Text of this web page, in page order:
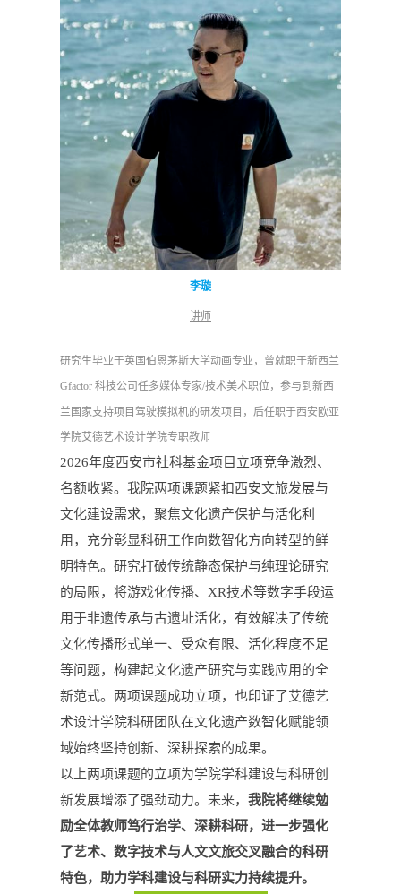
李璇
讲师
研究生毕业于英国伯恩茅斯大学动画专业，曾就职于新西兰
Gfactor科技公司任多媒体专家/技术美术职位，参与到新西
兰国家支持项目驾驶模拟机的研发项目，后任职于西安欧亚
学院艾德艺术设计学院专职教师
2026年度西安市社科基金项目立项竞争激烈、
名额收紧。我院两项课题紧扣西安文旅发展与
文化建设需求，聚焦文化遗产保护与活化利
用，充分彰显科研工作向数智化方向转型的鲜
明特色。研究打破传统静态保护与纯理论研究
的局限，将游戏化传播、 XR技术等数字手段运
用于非遗传承与古遗址活化，有效解决了传统
文化传播形式单一、受众有限、活化程度不足
等问题，构建起文化遗产研究与实践应用的全
新范式。两项课题成功立项，也印证了艾德艺
术设计学院科研团队在文化遗产数智化赋能领
域始终坚持创新、深耕探索的成果。
以上两项课题的立项为学院学科建设与科研创
新发展增添了强劲动力。 未来，我院将继续勉
励全体教师笃行治学、深耕科研，进一步强化
了艺术、数字技术与人文文旅交叉融合的科研
特色，助力学科建设与科研实力持续提升。